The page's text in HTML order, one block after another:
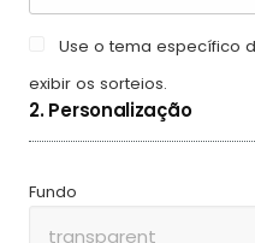
Use o tema específico
exibir os sorteios.
2. Personalização
Fundo